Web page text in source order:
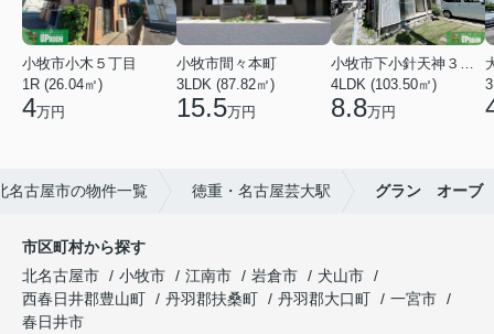
小牧市小木５丁目
1R (26.04㎡)
4万円
小牧市間々本町
3LDK (87.82㎡)
15.5万円
小牧市下小針天神３丁目
4LDK (103.50㎡)
8.8万円
名古屋市の物件一覧 徳重・名古屋芸大駅 グラン オーブ
市区町村から探す
北名古屋市
小牧市 江南市 岩倉市
犬山市
西春日井郡豊山町
丹羽郡扶桑町 丹羽郡大口町
一宮市
春日井市